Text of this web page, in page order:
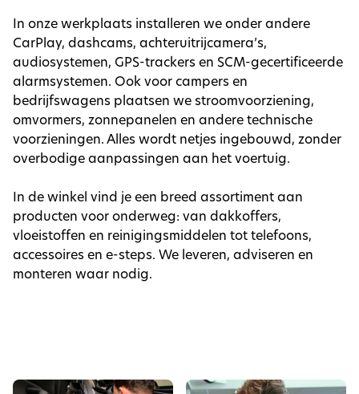
In onze werkplaats installeren we onder andere
CarPlay, dashcams, achteruitrijcamera’s,
audiosystemen, GPS-trackers en SCM-gecertificeerde
alarmsystemen. Ook voor campers en
bedrijfswagens plaatsen we stroomvoorziening,
omvormers, zonnepanelen en andere technische
voorzieningen. Alles wordt netjes ingebouwd, zonder
overbodige aanpassingen aan het voertuig.
In de winkel vind je een breed assortiment aan
producten voor onderweg: van dakkoffers,
vloeistoffen en reinigingsmiddelen tot telefoons,
accessoires en e-steps. We leveren, adviseren en
monteren waar nodig.